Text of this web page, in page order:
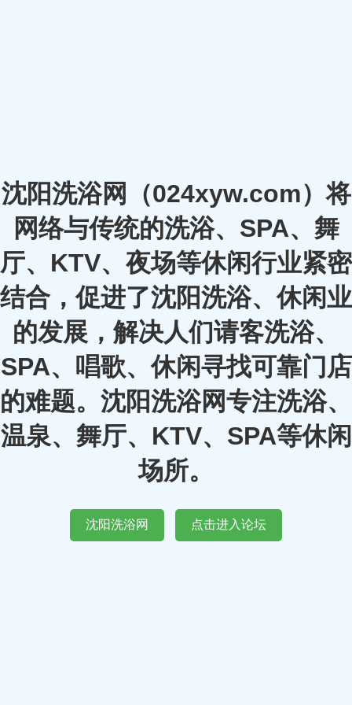
沈阳洗浴网（024xyw.com）将
网络与传统的洗浴、SPA、舞
厅、KTV、夜场等休闲行业紧密
结合，促进了沈阳洗浴、休闲业
的发展，解决人们请客洗浴、
SPA、唱歌、休闲寻找可靠门店
的难题。沈阳洗浴网专注洗浴、
温泉、舞厅、KTV、SPA等休闲
场所。
沈阳洗浴网 点击进入论坛